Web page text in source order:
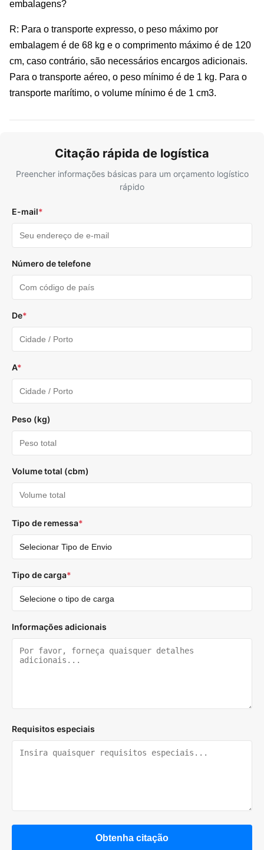
embalagens?
R: Para o transporte expresso, o peso máximo por
embalagem é de 68 kg e o comprimento máximo é de 120
cm, caso contrário, são necessários encargos adicionais.
Para o transporte aéreo, o peso mínimo é de 1 kg. Para o
transporte marítimo, o volume mínimo é de 1 cm3.
Citação rápida de logística
Preencher informações básicas para um orçamento logístico
rápido
E-mail*
Número de telefone
De*
A*
Peso (kg)
Volume total (cbm)
Tipo de remessa*
Tipo de carga*
Informações adicionais
Requisitos especiais
Obtenha citação